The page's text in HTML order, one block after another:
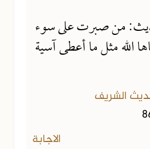
من صبرت على سوء
الله مثل ما أعطى آسية
الشريف
الاجابة